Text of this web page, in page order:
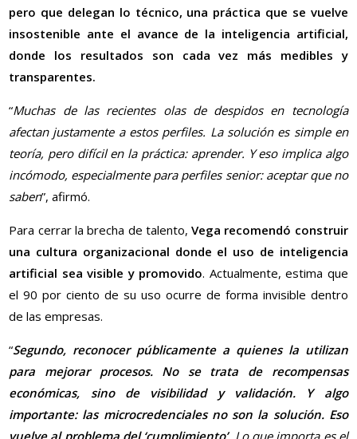
pero que delegan lo técnico, una práctica que se vuelve
insostenible ante el avance de la inteligencia artificial,
donde los resultados son cada vez más medibles y
transparentes.
“Muchas de las recientes olas de despidos en tecnología
afectan justamente a estos perfiles. La solución es simple en
teoría, pero difícil en la práctica: aprender. Y eso implica algo
incómodo, especialmente para perfiles senior: aceptar que no
saben”, afirmó.
Para cerrar la brecha de talento,Vega recomendó construir
una cultura organizacional donde el uso de inteligencia
artificial sea visible y promovido. Actualmente, estima que
el 90 por ciento de su uso ocurre de forma invisible dentro
de las empresas.
“Segundo, reconocer públicamente a quienes la utilizan
para mejorar procesos. No se trata de recompensas
económicas, sino de visibilidad y validación. Y algo
importante: las microcredenciales no son la solución. Eso